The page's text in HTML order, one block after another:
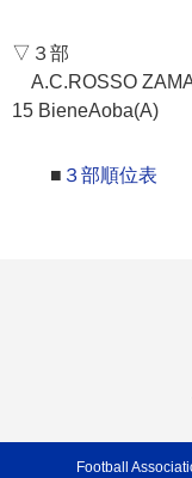
▽３部
A.C.ROSSO
15 BieneAoba(A)
■ ３部順位表
Football